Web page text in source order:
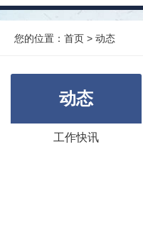
您的位置： 首页 > 动态
动态
工作快讯